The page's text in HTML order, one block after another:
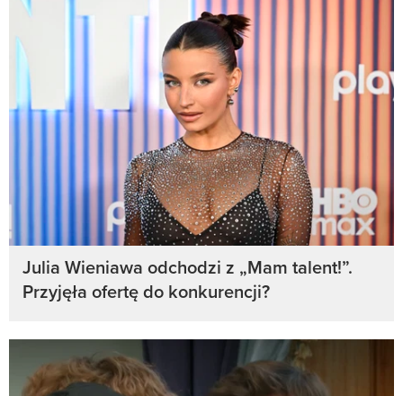
Julia Wieniawa odchodzi z „Mam talent!”.
Przyjęła ofertę do konkurencji?